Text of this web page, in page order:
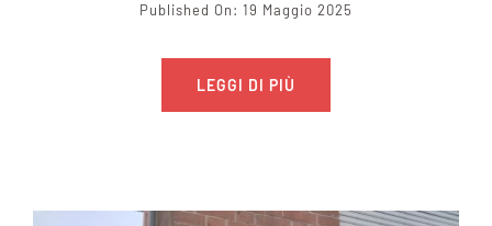
Published On: 19 Maggio 2025
LEGGI DI PIÙ